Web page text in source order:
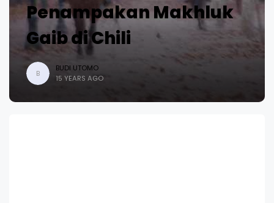
Penampakan Makhluk
Gaib di Chili
B
BUDI UTOMO
15 YEARS AGO